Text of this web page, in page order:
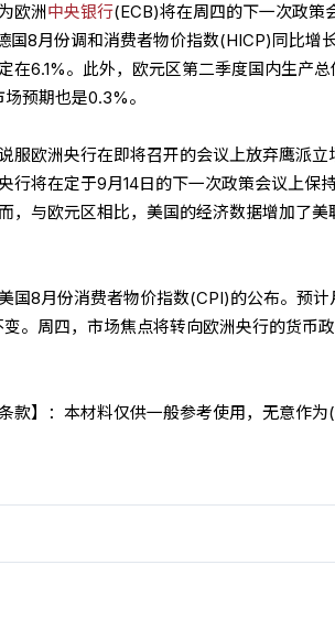
欧洲 中央银行(ECB)将在周四的下一次政策
国8月份调和消费者物价指数(HICP)同比增
在6.1%。此外，欧元区第二季度国内生产
预期也是0.3%。
服欧洲央行在即将召开的会议上放弃鹰派
行将在定于9月14日的下一次政策会议上保
，与欧元区相比，美国的经济数据增加了美
国8月份消费者物价指数(CPI)的公布。预
。周四，市场焦点将转向欧洲央行的货币
款】：本材料仅供一般参考使用，无意作